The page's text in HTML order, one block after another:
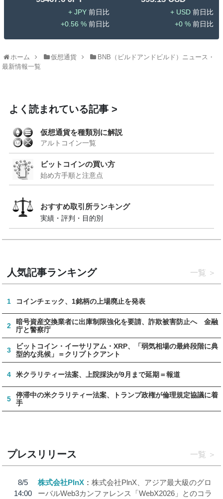
JPY
0.56 %
USD
0 %
ホーム 仮想通貨
BNB（ビルドアンドビルド）ニュース・
最新情報一覧
よく読まれている記事
仮想通貨を種類別に解説
アルトコイン一覧
ビットコインの買い方
始め方手順と注意点
おすすめ取引所ランキング
実績・評判・目的別
人気記事ランキング 一覧
1 コインチェック、1銘柄の上場廃止を発表
2
暗号資産交換業者に出庫制限強化を要請、詐欺被害防止へ 金融
庁と警察庁
3
ビットコイン・イーサリアム・XRP、「弱気相場の最終段階に典
型的な兆候」＝クリプトクアント
4 米クラリティー法案、上院採決が9月まで延期＝報道
5
停滞中の米クラリティー法案、トランプ政権が倫理規定協議に着
手
プレスリリース 一覧
8/5
14:00
株式会社PlnX
株式会社PlnX、アジア最大級のグロ
ーバルWeb3カンファレンス「WebX2026」とのコラ